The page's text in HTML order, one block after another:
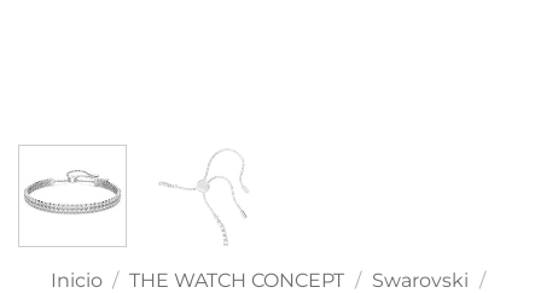
Inicio / THE WATCH CONCEPT / Swarovski /